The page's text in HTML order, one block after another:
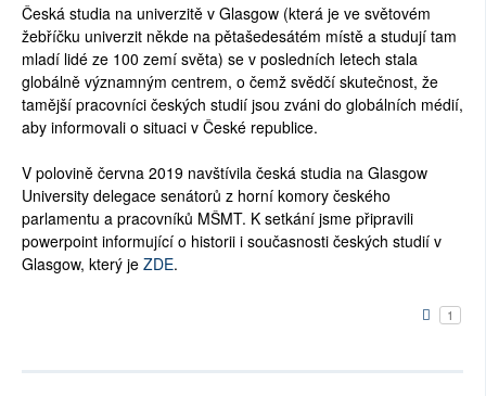
Česká studia na univerzitě v Glasgow (která je ve světovém
žebříčku univerzit někde na pětašedesátém místě a studují tam
mladí lidé ze 100 zemí světa) se v posledních letech stala
globálně významným centrem, o čemž svědčí skutečnost, že
tamější pracovníci českých studií jsou zváni do globálních médií,
aby informovali o situaci v České republice.
V polovině června 2019 navštívila česká studia na Glasgow
University delegace senátorů z horní komory českého
parlamentu a pracovníků MŠMT. K setkání jsme připravili
powerpoint informující o historii i současnosti českých studií v
Glasgow, který je ZDE.
1